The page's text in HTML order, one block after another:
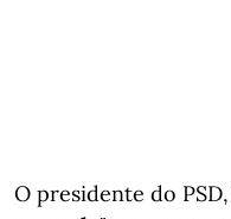
O presidente do PSD,